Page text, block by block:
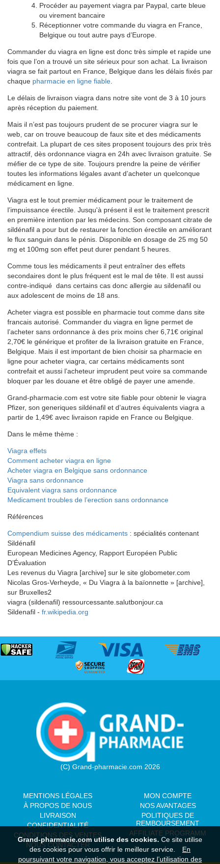
Procéder au payement viagra par Paypal, carte bleue
ou virement bancaire
Réceptionner votre commande du viagra en France,
Belgique ou tout autre pays d’Europe.
Commander du viagra en ligne est donc très simple et rapide une
fois que l’on a trouvé un site sérieux pour son achat. La livraison
viagra se fait partout en France, Belgique dans les délais fixés par
chaque pharmacie en ligne fiable
Le délais de livraison viagra dans notre site vont de 3 à 10 jours
après réception du paiement.
Mais il n’est pas toujours prudent de se procurer viagra sur le
web, car on trouve beaucoup de faux site et des médicaments
contrefait. La plupart de ces sites proposent toujours des prix très
attractif, dès ordonnance viagra en 24h avec livraison gratuite. Se
méfier de ce type de site. Toujours prendre la peine de vérifier
toutes les informations légales avant d’acheter un quelconque
médicament en ligne.
Viagra est le tout premier médicament pour le traitement de
l’impuissance érectile. Jusqu'à présent il est le traitement prescrit
en première intention par les médecins. Son composant citrate de
sildénafil a pour but de restaurer la fonction érectile en améliorant
le flux sanguin dans le pénis. Disponible en dosage de 25 mg 50
mg et 100mg son effet peut durer pendant 5 heures.
Comme tous les médicaments il peut entraîner des effets
secondaires dont le plus fréquent est le mal de tête. Il est aussi
contre-indiqué dans certains cas donc allergie au sildenafil ou
aux adolescent de moins de 18 ans.
Acheter viagra est possible en pharmacie tout comme dans site
francais autorisé. Commander du viagra en ligne permet de
l’acheter sans ordonnance à des prix moins cher 6,71€ original
2,70€ le générique et profiter de la livraison gratuite en France,
Belgique. Mais il est important de bien choisir sa pharmacie en
ligne pour acheter viagra, car certains médicaments sont
contrefait et aussi l’acheteur imprudent peut voire sa commande
bloquer par les douane et être obligé de payer une amende.
Grand-pharmacie.com est votre site fiable pour obtenir le viagra
Pfizer, son generiques sildénafil et d’autres équivalents viagra a
partir de 1,49€ avec livraison rapide en France ou Belgique.
Dans le même thème :
Viagra effets
Comment acheter viagra en ligne
Acheter viagra en Belgique sans ordonnance
Viagra sans ordonnance
Equivalent viagra sans ordonnance
Medicament troubles de l’erection sans ordonnance
Références
Compendium suisse des médicaments : spécialités contenant
Sildénafil
European Medicines Agency, Rapport Européen Public
D’Évaluation
Les revenus du Viagra [archive] sur le site globometer.com
Nicolas Gros-Verheyde, « Du Viagra à la baïonnette » [archive],
sur Bruxelles2
viagra (sildenafil) ressourcessante.salutbonjour.ca
Sildenafil - fr.wikipedia.org
(C) Grand-pharmacie.com 2026
MENTIONS LÉGALES
À PROPOS DE NOUS
LIVRAISON
CONFIDENTIALITÉ
CONDITIONS DES VENTES
NOUS CONTACTER
MON COMPTE
NOS AVANTAGES
POLITIQUES DE
REMBOURSEMENT
AFFILIATE PROGRAMM
Grand-pharmacie.com utilise des cookies. Ce site utilise
des cookies pour vous offrir le meilleur service.
En
poursuivant votre navigation, vous acceptez l’utilisation des